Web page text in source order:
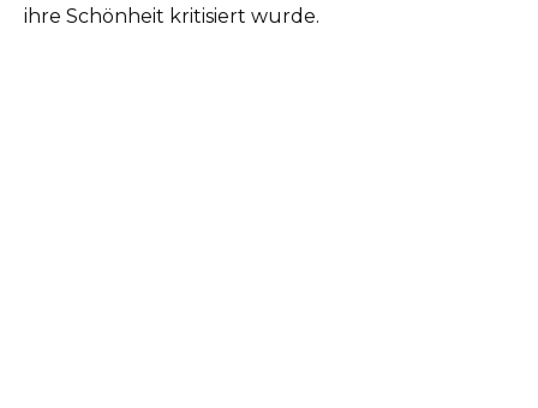
ihre Schönheit kritisiert wurde.